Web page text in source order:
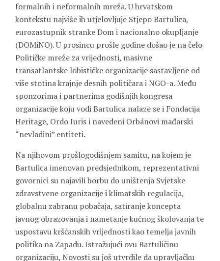
formalnih i neformalnih mreža. U hrvatskom
kontekstu najviše ih utjelovljuje Stjepo Bartulica,
eurozastupnik stranke Dom i nacionalno okupljanje
(DOMiNO). U prosincu prošle godine došao je na čelo
Političke mreže za vrijednosti, masivne
transatlantske lobističke organizacije sastavljene od
više stotina krajnje desnih političara i NGO-a. Među
sponzorima i partnerima godišnjih kongresa
organizacije koju vodi Bartulica nalaze se i Fondacija
Heritage, Ordo Iuris i navedeni Orbánovi mađarski
“nevladini” entiteti.
Na njihovom prošlogodišnjem samitu, na kojem je
Bartulica imenovan predsjednikom, reprezentativni
govornici su najavili borbu do uništenja Svjetske
zdravstvene organizacije i klimatskih regulacija,
globalnu zabranu pobačaja, satiranje koncepta
javnog obrazovanja i nametanje kućnog školovanja te
uspostavu kršćanskih vrijednosti kao temelja javnih
politika na Zapadu. Istražujući ovu Bartuličinu
organizaciju, Novosti su još utvrdile da upravljačku